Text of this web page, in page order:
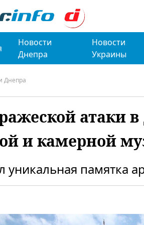
Новости
Днепра
Новости
Украины
Днепра
атаки
и камерной
уникальная памятка